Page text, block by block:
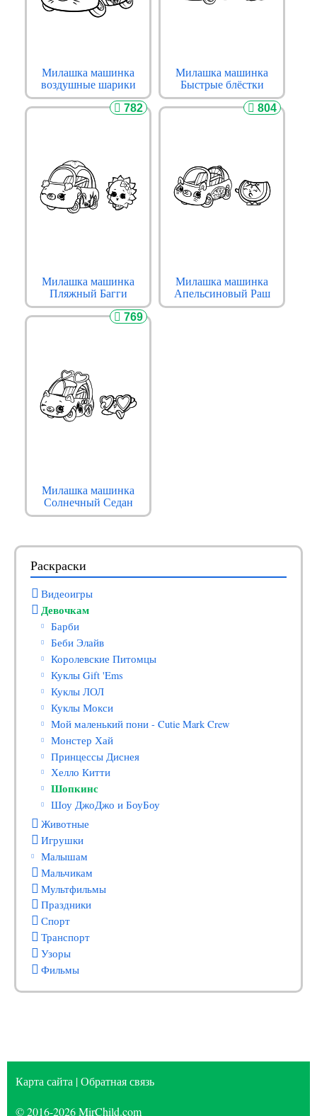
Раскраски
Видеоигры
Девочкам
Барби
Беби Элайв
Королевские Питомцы
Куклы Gift 'Ems
Куклы ЛОЛ
Куклы Мокси
Мой маленький пони - Cutie Mark Crew
Монстер Хай
Принцессы Диснея
Хелло Китти
Шопкинс
Шоу ДжоДжо и БоуБоу
Животные
Игрушки
Малышам
Мальчикам
Мультфильмы
Праздники
Спорт
Транспорт
Узоры
Фильмы
Милашка машинка
воздушные шарики
Милашка машинка
Быстрые блёстки
782
Милашка машинка
Пляжный Багги
804
Милашка машинка
Апельсиновый Раш
769
Милашка машинка
Солнечный Седан
Карта сайта |Обратная связь
© 2016-2026MirChild.com